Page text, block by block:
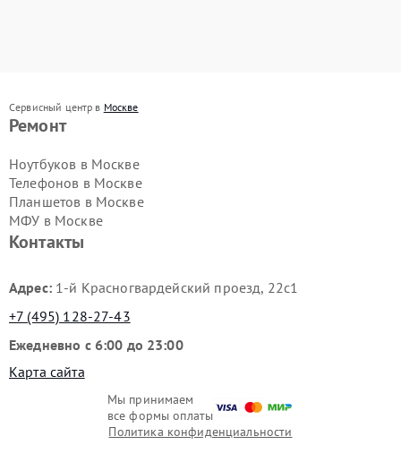
Сервисный центр в Москве
Мы принимаем
все формы оплаты
Ремонт
Ноутбуков в Москве
Телефонов в Москве
Планшетов в Москве
МФУ в Москве
Контакты
Адрес: 1-й Красногвардейский проезд, 22с1
+7 (495) 128-27-43
Ежедневно с 6:00 до 23:00
Карта сайта
Политика конфиденциальности